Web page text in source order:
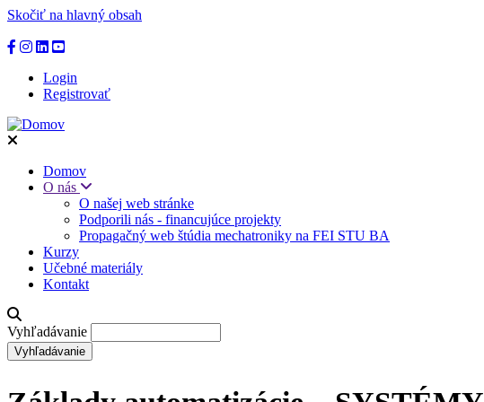
Skočiť na hlavný obsah
Login
Registrovať
Domov
O nás
O našej web stránke
Podporili nás - financujúce projekty
Propagačný web štúdia mechatroniky na FEI STU BA
Kurzy
Učebné materiály
Kontakt
Vyhľadávanie